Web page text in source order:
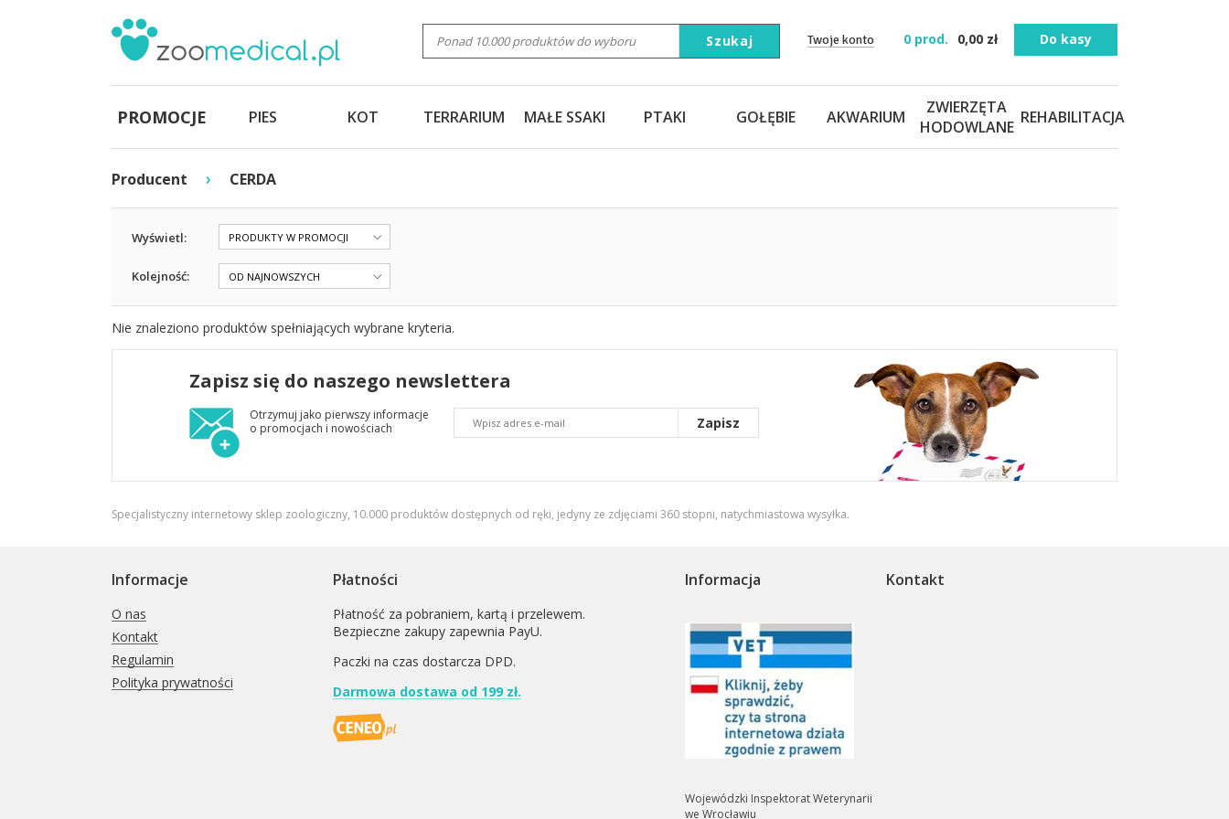
Twoje konto 0 prod. 0,00 zł Do kasy
Szukaj
PROMOCJE PIES KOT TERRARIUM MAŁE SSAKI PTAKI GOŁĘBIE AKWARIUM
ZWIERZĘTA
HODOWLANE REHABILITACJA
Producent › CERDA
Wyświetl: PRODUKTY W PROMOCJI
Kolejność: OD NAJNOWSZYCH
Nie znaleziono produktów spełniających wybrane kryteria.
Zapisz się do naszego newslettera
Otrzymuj jako pierwszy informacje
o promocjach i nowościach
Zapisz
Specjalistyczny internetowy sklep zoologiczny, 10.000 produktów dostępnych od ręki, jedyny ze zdjęciami 360 stopni, natychmiastowa wysyłka.
Informacje
O nas
Kontakt
Regulamin
Polityka prywatności
Płatności
Płatność za pobraniem, kartą i przelewem.
Bezpieczne zakupy zapewnia PayU.
Paczki na czas dostarcza DPD.
Darmowa dostawa od 199 zł.
Informacja
Wojewódzki Inspektorat Weterynarii
we Wrocławiu
Kontakt